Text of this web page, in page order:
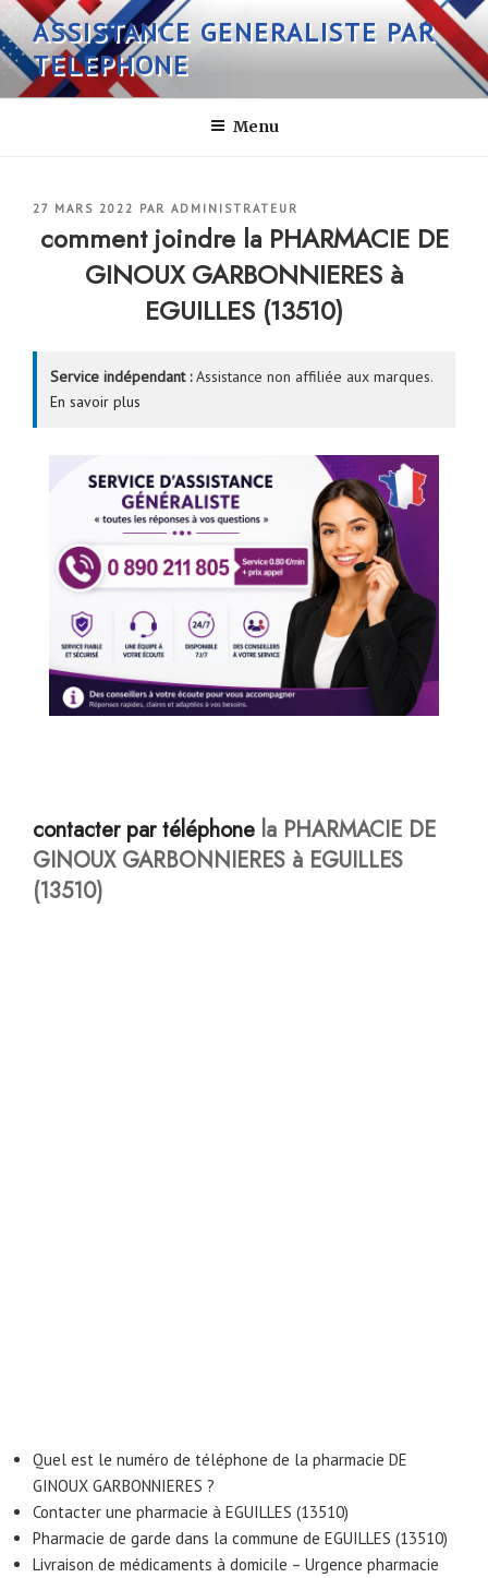
Aller
au
contenu
principal
ASSISTANCE GENERALISTE PAR
TELEPHONE
Menu
PUBLIÉ
27 MARS 2022 PAR ADMINISTRATEUR
comment joindre la PHARMACIE DE
GINOUX GARBONNIERES à
EGUILLES (13510)
Service indépendant :Assistance non affiliée aux marques.
En savoir plus
contacter par téléphone la PHARMACIE DE
GINOUX GARBONNIERES à EGUILLES
(13510)
Quel est le numéro de téléphone de la pharmacie DE
GINOUX GARBONNIERES ?
Contacter une pharmacie à EGUILLES (13510)
Pharmacie de garde dans la commune de EGUILLES (13510)
Livraison de médicaments à domicile – Urgence pharmacie